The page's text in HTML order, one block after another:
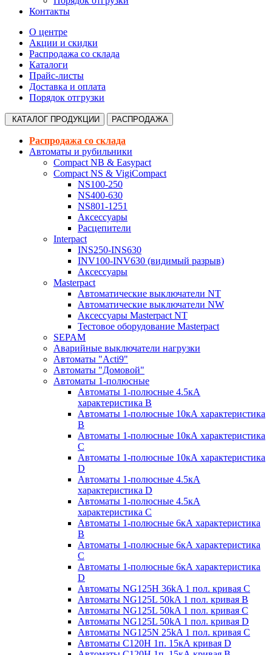
Контакты
О центре
Акции и скидки
Распродажа со склада
Каталоги
Прайс-листы
Доставка и оплата
Порядок отгрузки
КАТАЛОГ ПРОДУКЦИИ РАСПРОДАЖА
Распродажа со склада
Автоматы и рубильники
Compact NB & Easypact
Compact NS & VigiCompact
NS100-250
NS400-630
NS801-1251
Аксессуары
Расцепители
Interpact
INS250-INS630
INV100-INV630 (видимый разрыв)
Аксессуары
Masterpact
Автоматические выключатели NT
Автоматические выключатели NW
Аксессуары Masterpact NT
Тестовое оборудование Masterpact
SEPAM
Аварийные выключатели нагрузки
Автоматы "Acti9"
Автоматы "Домовой"
Автоматы 1-полюсные
Автоматы 1-полюсные 4.5кА
характеристика В
Автоматы 1-полюсные 10кА характеристика
B
Автоматы 1-полюсные 10кА характеристика
C
Автоматы 1-полюсные 10кА характеристика
D
Автоматы 1-полюсные 4.5кА
характеристика D
Автоматы 1-полюсные 4.5кА
характеристика С
Автоматы 1-полюсные 6кА характеристика
B
Автоматы 1-полюсные 6кА характеристика
C
Автоматы 1-полюсные 6кА характеристика
D
Автоматы NG125H 36kA 1 пол. кривая C
Автоматы NG125L 50kA 1 пол. кривая B
Автоматы NG125L 50kA 1 пол. кривая C
Автоматы NG125L 50kA 1 пол. кривая D
Автоматы NG125N 25kA 1 пол. кривая C
Автоматы С120H 1п. 15кА кривая D